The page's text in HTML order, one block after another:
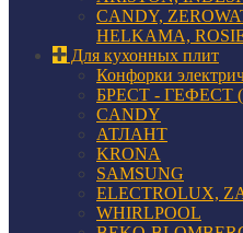
CANDY,
HELKAMA,
Для кухонных плит
Конфорки
БРЕСТ - ГЕФЕСТ
CANDY
АТЛАНТ
KRONA
SAMSUNG
ELECTROLUX,
WHIRLPOOL